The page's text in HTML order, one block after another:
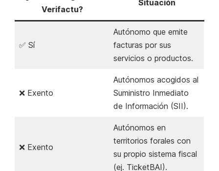
Verifactu?
Situación
✅ Sí
Autónomo que emite
facturas por sus
servicios o productos.
❌ Exento
Autónomos acogidos al
Suministro Inmediato
de Información (SII).
❌ Exento
Autónomos en
territorios forales con
su propio sistema fiscal
(ej. TicketBAI).